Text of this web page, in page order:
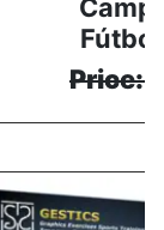
Price: